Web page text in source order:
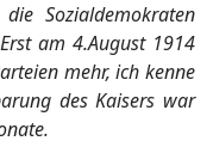
Sozialdemokraten
am 4.August 1914
mehr, ich kenne
des Kaisers war